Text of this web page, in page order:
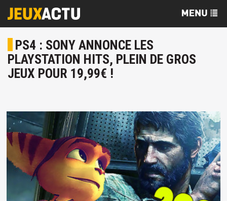
PS4 : SONY ANNONCE LES
PLAYSTATION HITS, PLEIN DE GROS
JEUX POUR 19,99€ !